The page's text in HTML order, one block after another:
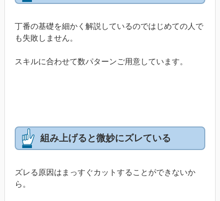
丁番の基礎を細かく解説しているのではじめての人で
も失敗しません。
スキルに合わせて数パターンご用意しています。
組み上げると微妙にズレている
ズレる原因はまっすぐカットすることができないか
ら。